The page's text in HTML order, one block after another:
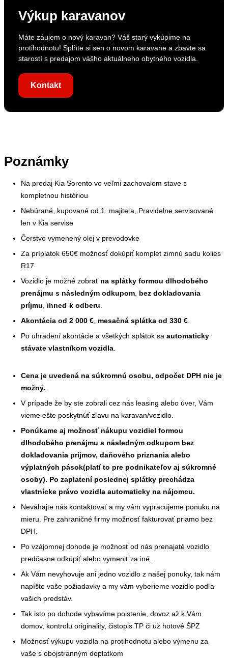
Výkup karavanov
Máte záujem o nový karavan? Váš starý vykúpime na
protihodnotu! Splňte si sen o novom karavane a zbavte sa
starostí s predajom vášho aktuálneho obytného vozidla.
Kontakt
Poznámky
Na predaj Kia Sorento vo veľmi zachovalom stave s
kompletnou históriou
Nebúrané, kupované od 1. majiteľa, Pravidelne servisované
len v Kia servise
Čerstvo vymenený olej v prevodovke
Za príplatok 650€ možnosť dokúpiť komplet zimnú sadu kolies
R17
Vozidlo je možné zobrať na splátky formou dlhodobého
prenájmu s následným odkupom, bez dokladovania
príjmu, ihneď k odberu.
Akontácia od 2 000 €, mesačná splátka od 330 €.
Po uhradení akontácie a všetkých splátok saautomaticky
stávate vlastníkom vozidla.
Cena je uvedená na súkromnú osobu, odpočet DPH nie je
možný.
V prípade že by ste zobrali cez nás leasing alebo úver, Vám
vieme ešte poskytnúť zľavu na karavan/vozidlo.
Ponúkame aj možnosť nákupu vozidiel formou
dlhodobého prenájmu s následným odkupom bez
dokladovania príjmov, daňového priznania alebo
výplatných pások(platí to pre podnikateľov aj súkromné
osoby). Po zaplatení poslednej splátky prechádza
vlastnícke právo vozidla automaticky na nájomcu.
Neváhajte nás kontaktovať a my vám vypracujeme ponuku na
mieru. Pre zahraničné firmy možnosť fakturovať priamo bez
DPH.
Po vzájomnej dohode je možnosť od nás prenajaté vozidlo
predčasne odkúpiť alebo vymeniť za iné.
Ak Vám nevyhovuje ani jedno vozidlo z našej ponuky, tak nám
napíšte vaše požiadavky a my vám vyberieme vozidlo podľa
vašich predstáv.
Tak isto po dohode vybavíme poistenie, dovoz až k Vám
domov, kontrolu originality, čistopis TP či už hotové ŠPZ
Možnosť výkupu vozidla na protihodnotu alebo výmenu za
vaše s obojstranným doplatkom